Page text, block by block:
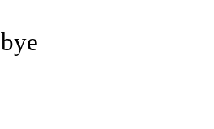
bye